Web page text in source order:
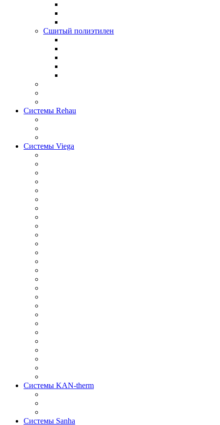
Сшитый полиэтилен
Системы Rehau
Системы Viega
Системы KAN-therm
Системы Sanha